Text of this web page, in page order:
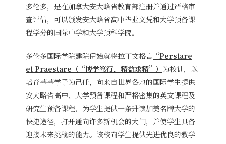
多伦多，是在加拿大安大略省教育部注册并通过严格审
查评估，可以颁发安大略省高中毕业文凭和大学预备课
程学分的国际中学和大学预科学院。
多伦多国际学院建院伊始就将拉丁文格言 “Perstare
et Praestare（“博学笃行，精益求精”） 为校训，以
培育莘莘学子为己任，向来自世界各地的国际学生提供
安大略省高中、大学预备课程和严格密集的英文课程及
研究生预备课程，为学生提供一条升读加美名牌大学的
快捷途径，打开通向许多新机会的大门，并使学生具备
迎接未来挑战的能力。该校向学生提供先进优良的教学